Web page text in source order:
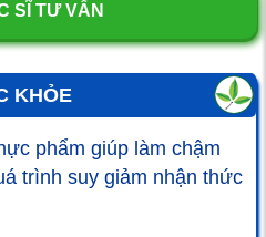
SĨ TƯ VẤN
KHỎE
phẩm giúp làm chậm
trình suy giảm nhận thức